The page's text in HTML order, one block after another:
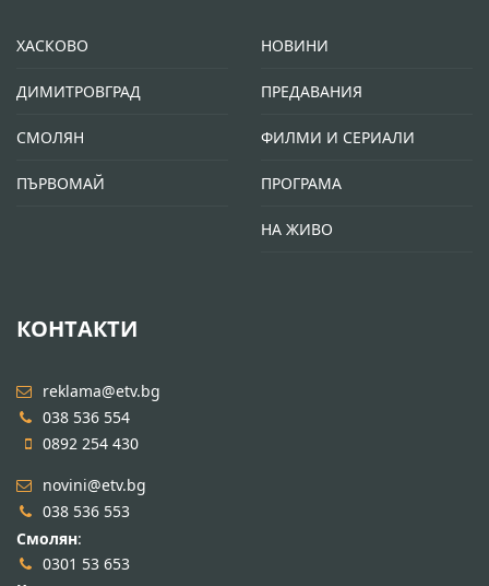
ХАСКОВО
ДИМИТРОВГРАД
СМОЛЯН
ПЪРВОМАЙ
НОВИНИ
ПРЕДАВАНИЯ
ФИЛМИ И СЕРИАЛИ
ПРОГРАМА
НА ЖИВО
КОНТАКТИ
reklama@etv.bg
038 536 554
0892 254 430
novini@etv.bg
038 536 553
Смолян:
0301 53 653